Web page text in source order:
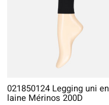
021850124 Legging uni en
laine Mérinos 200D